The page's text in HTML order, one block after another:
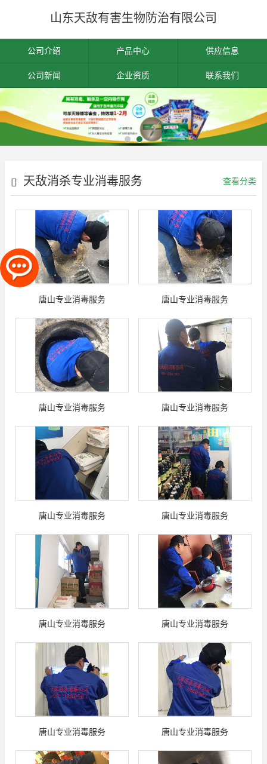
山东天敌有害生物防治有限公司
公司介绍 产品中心 供应信息
公司新闻 企业资质 联系我们
天敌消杀专业消毒服务 查看分类
唐山专业消毒服务 唐山专业消毒服务
唐山专业消毒服务 唐山专业消毒服务
唐山专业消毒服务 唐山专业消毒服务
唐山专业消毒服务 唐山专业消毒服务
唐山专业消毒服务 唐山专业消毒服务